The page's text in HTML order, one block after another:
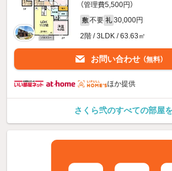
（管理費5,500円）
敷 不要 礼 30,000円
2階 / 3LDK / 63.63㎡
お問い合わせ （無料）
ほか提供
さくら弐のすべての部屋